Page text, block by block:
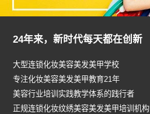
24年来，新时代每天都在创新
大型连锁化妆美容美发美甲学校
专注化妆美容美发美甲教育21年
美容行业培训实践教学体系的践行者
正规连锁化妆纹绣美容美发美甲培训机构